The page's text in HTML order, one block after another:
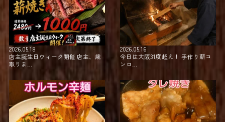
2026.05.18
店主誕生日ウィーク開催 店主、歳
取りま…
2026.05.16
今日は大阪31度超え！⁡ ⁡手作り薪コ
ンロ…